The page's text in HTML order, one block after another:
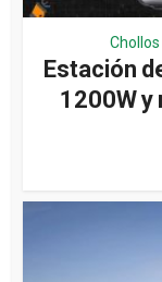
Estación
1200W